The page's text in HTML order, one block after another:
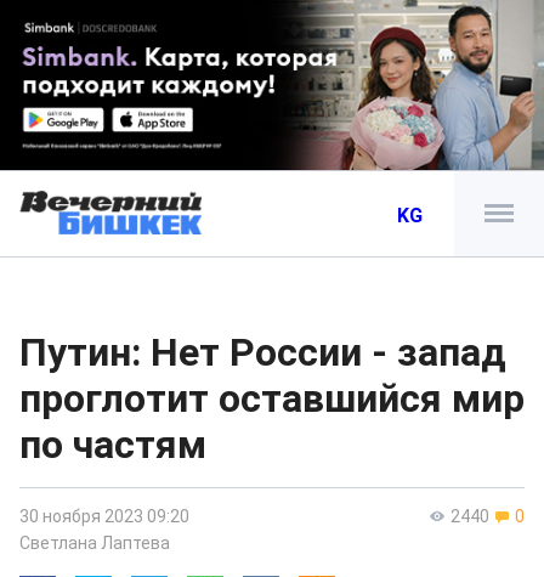
KG
Путин: Нет России - запад
проглотит оставшийся мир
по частям
2440 0
30 ноября 2023 09:20
Светлана Лаптева